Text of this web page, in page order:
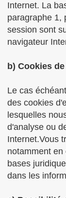
Internet. La
paragraphe 1,
session sont
navigateur
b) Cookies
Le cas
des cookies
lesquelles
d'analyse ou
Internet.Vous
notamment
bases
dans les